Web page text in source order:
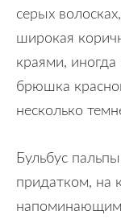
серых
широкая
краями, иногда
брюшка
несколько
Бульбус
придатком, на